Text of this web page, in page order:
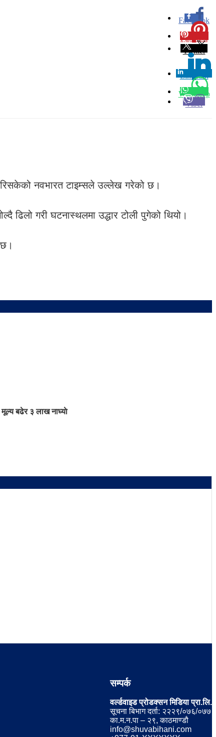
Facebook
0
Pinterest
Twitter
Linkedin
0
Whatsapp
Viber
नवभारत टाइम्सले उल्लेख गरेको छ।
ढिलो गरी घटनास्थलमा उद्धार टोली पुगेको थियो।
बढेर ३ लाख नाघ्याे
सम्पर्क
वर्ल्डवाइड प्रोडक्सन मिडिया प्रा.लि.
सूचना बिभाग दर्ता: २२२९/०७६/०७७
का.म.न.पा – २९, काठमाण्डौ
info@shuvabihani.com